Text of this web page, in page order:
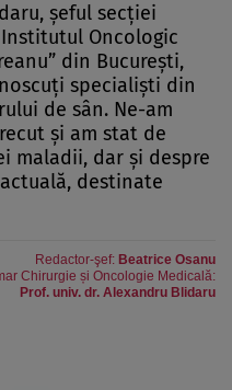
şeful secţiei
Oncologic
din Bucureşti,
specialişti din
de sân. Ne-am
şi am stat de
maladii, dar şi despre
destinate
Redactor-şef: Beatrice Osanu
Chirurgie și Oncologie Medicală:
Prof. univ. dr. Alexandru Blidaru